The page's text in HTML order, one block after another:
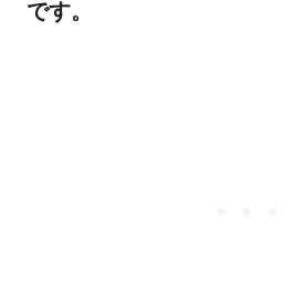
です。